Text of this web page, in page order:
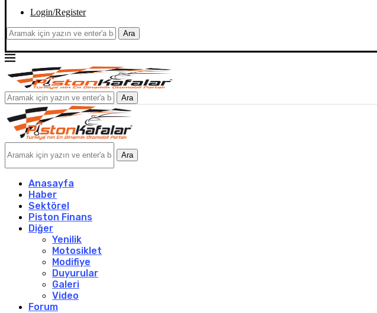
Login/Register
Ara
Ara
Ara
Anasayfa
Haber
Sektörel
Piston Finans
Diğer
Yenilik
Motosiklet
Modifiye
Duyurular
Galeri
Video
Forum